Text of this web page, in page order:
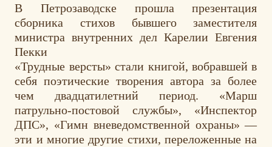
В Петрозаводске прошла презентация
сборника стихов бывшего заместителя
министра внутренних дел Карелии Евгения
Пекки
«Трудные версты» стали книгой, вобравшей в
себя поэтические творения автора за более
чем двадцатилетний период. «Марш
патрульно-постовой службы», «Инспектор
ДПС», «Гимн вневедомственной охраны» —
эти и многие другие стихи, переложенные на